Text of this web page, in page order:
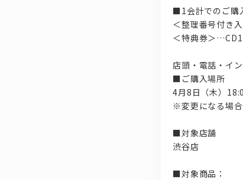
■1会計でのご購
＜整理番号付き
＜特典券＞…CD1
店頭・電話・イ
■ご購入場所
4月8日（木）
※変更になる場
■対象店舗
渋谷店
■対象商品：